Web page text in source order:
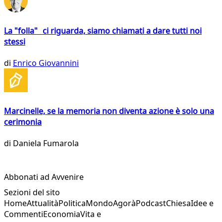
La "folla" ci riguarda, siamo chiamati a dare tutti noi
stessi
di Enrico Giovannini
Marcinelle, se la memoria non diventa azione è solo una
cerimonia
di Daniela Fumarola
Abbonati ad Avvenire
Sezioni del sito
HomeAttualitàPoliticaMondoAgoràPodcastChiesaIdee e
CommentiEconomiaVita e